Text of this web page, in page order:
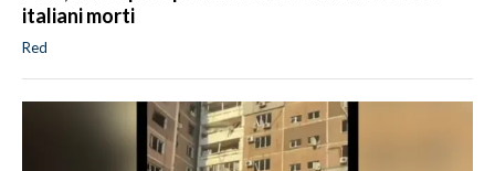
italiani morti
Red